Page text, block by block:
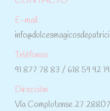
E-mail
Teléfonos
91 877 78 83 / 618 59 92 19
Dirección
Vía Complutense 27